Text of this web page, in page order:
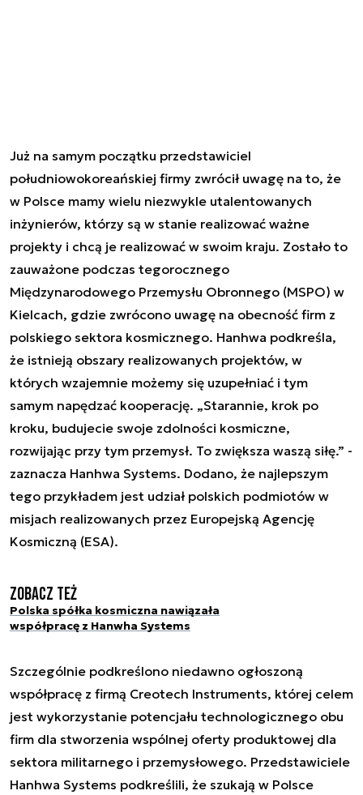
Już na samym początku przedstawiciel
południowokoreańskiej firmy zwrócił uwagę na to, że
w Polsce mamy wielu niezwykle utalentowanych
inżynierów, którzy są w stanie realizować ważne
projekty i chcą je realizować w swoim kraju. Zostało to
zauważone podczas tegorocznego
Międzynarodowego Przemysłu Obronnego (MSPO) w
Kielcach, gdzie zwrócono uwagę na obecność firm z
polskiego sektora kosmicznego. Hanhwa podkreśla,
że istnieją obszary realizowanych projektów, w
których wzajemnie możemy się uzupełniać i tym
samym napędzać kooperację. „Starannie, krok po
kroku, budujecie swoje zdolności kosmiczne,
rozwijając przy tym przemysł. To zwiększa waszą siłę.” -
zaznacza Hanhwa Systems. Dodano, że najlepszym
tego przykładem jest udział polskich podmiotów w
misjach realizowanych przez Europejską Agencję
Kosmiczną (ESA).
Zobacz też
Polska spółka kosmiczna nawiązała
współpracę z Hanwha Systems
Szczególnie podkreślono niedawno ogłoszoną
współpracę z firmą Creotech Instruments, której celem
jest wykorzystanie potencjału technologicznego obu
firm dla stworzenia wspólnej oferty produktowej dla
sektora militarnego i przemysłowego. Przedstawiciele
Hanhwa Systems podkreślili, że szukają w Polsce